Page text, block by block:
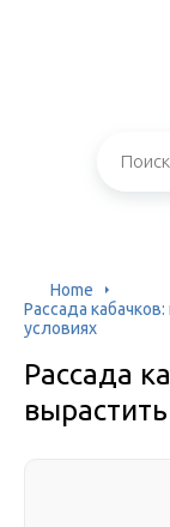
Home
Рассада
условиях
Рассада